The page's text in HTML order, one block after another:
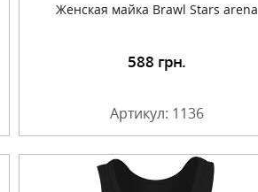
Женская майка Brawl Stars arena
588 грн.
Артикул: 1136
Подробнее